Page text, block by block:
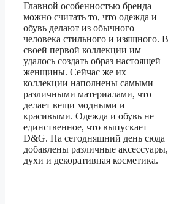
Главной особенностью бренда
можно считать то, что одежда и
обувь делают из обычного
человека стильного и изящного. В
своей первой коллекции им
удалось создать образ настоящей
женщины. Сейчас же их
коллекции наполнены самыми
различными материалами, что
делает вещи модными и
красивыми. Одежда и обувь не
единственное, что выпускает
D&G. На сегодняшний день сюда
добавлены различные аксессуары,
духи и декоративная косметика.